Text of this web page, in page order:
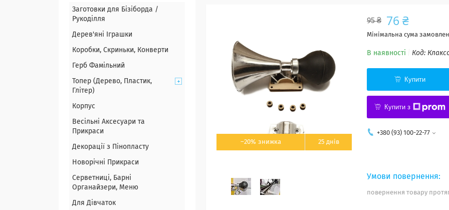
–20% 25 днів
95 ₴ 76 ₴
Мінімальна сума
В наявності Код:
Купити
Купити з
+380 (93) 100-22-77
повернення товару
Заготовки для Бізіборда /
Рукоділля
Дерев'яні Іграшки
Коробки, Скриньки, Конверти
Герб Фамільний
Топер (Дерево, Пластик,
Глітер)
Корпус
Весільні Аксесуари та
Прикраси
Декорації з Пінопласту
Новорічні Прикраси
Серветниці, Барні
Органайзери, Меню
Для Дівчаток